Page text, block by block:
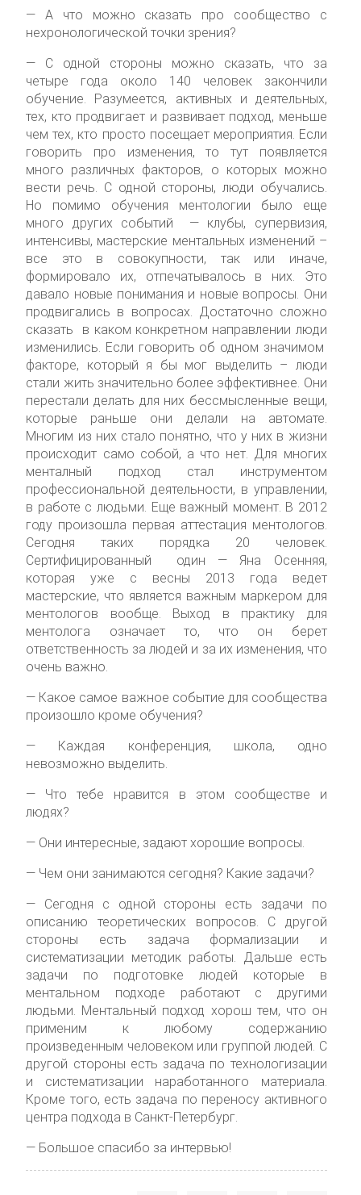
— А что можно сказать про сообщество с
нехронологической точки зрения?
— С одной стороны можно сказать, что за
четыре года около 140 человек закончили
обучение. Разумеется, активных и деятельных,
тех, кто продвигает и развивает подход, меньше
чем тех, кто просто посещает мероприятия. Если
говорить про изменения, то тут появляется
много различных факторов, о которых можно
вести речь. С одной стороны, люди обучались.
Но помимо обучения ментологии было еще
много других событий — клубы, супервизия,
интенсивы, мастерские ментальных изменений –
все это в совокупности, так или иначе,
формировало их, отпечатывалось в них. Это
давало новые понимания и новые вопросы. Они
продвигались в вопросах. Достаточно сложно
сказать в каком конкретном направлении люди
изменились. Если говорить об одном значимом
факторе, который я бы мог выделить – люди
стали жить значительно более эффективнее. Они
перестали делать для них бессмысленные вещи,
которые раньше они делали на автомате.
Многим из них стало понятно, что у них в жизни
происходит само собой, а что нет. Для многих
менталный подход стал инструментом
профессиональной деятельности, в управлении,
в работе с людьми. Еще важный момент. В 2012
году произошла первая аттестация ментологов.
Сегодня таких порядка 20 человек.
Сертифицированный один — Яна Осенняя,
которая уже с весны 2013 года ведет
мастерские, что является важным маркером для
ментологов вообще. Выход в практику для
ментолога означает то, что он берет
ответственность за людей и за их изменения, что
очень важно.
— Какое самое важное событие для сообщества
произошло кроме обучения?
— Каждая конференция, школа, одно
невозможно выделить.
— Что тебе нравится в этом сообществе и
людях?
— Они интересные, задают хорошие вопросы.
— Чем они занимаются сегодня? Какие задачи?
— Сегодня с одной стороны есть задачи по
описанию теоретических вопросов. С другой
стороны есть задача формализации и
систематизации методик работы. Дальше есть
задачи по подготовке людей которые в
ментальном подходе работают с другими
людьми. Ментальный подход хорош тем, что он
применим к любому содержанию
произведенным человеком или группой людей. С
другой стороны есть задача по технологизации
и систематизации наработанного материала.
Кроме того, есть задача по переносу активного
центра подхода в Санкт-Петербург.
— Большое спасибо за интервью!